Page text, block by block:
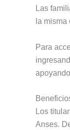
Las
la
Para
Los
Anses.